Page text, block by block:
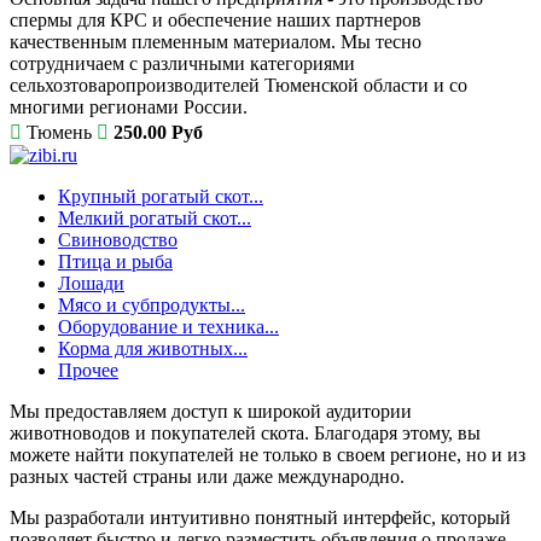
спермы для КРС и обеспечение наших партнеров
качественным племенным материалом. Мы тесно
сотрудничаем с различными категориями
сельхозтоваропроизводителей Тюменской области и со
многими регионами России.
Тюмень
250.00 Руб
Крупный рогатый скот...
Мелкий рогатый скот...
Свиноводство
Птица и рыба
Лошади
Мясо и субпродукты...
Оборудование и техника...
Корма для животных...
Прочее
Мы предоставляем доступ к широкой аудитории
животноводов и покупателей скота. Благодаря этому, вы
можете найти покупателей не только в своем регионе, но и из
разных частей страны или даже международно.
Мы разработали интуитивно понятный интерфейс, который